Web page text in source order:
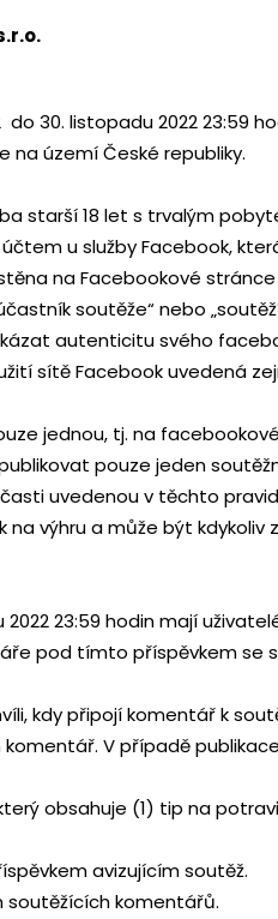
do 30. listopadu 2022 23:59
na území České republiky.
starší 18 let s trvalým
u služby Facebook,
na Facebookové
soutěže“ nebo
autenticitu svého
sítě Facebook uvedená
jednou, tj. na
pouze jeden
uvedenou v těchto
výhru a může být kdykoliv
2022 23:59 hodin mají
pod tímto příspěvkem se
kdy připojí komentář k
V případě
obsahuje (1) tip na
avizujícím soutěž.
soutěžících komentářů.